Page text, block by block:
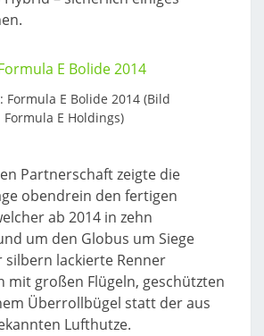
Formula E Bolide 2014 (Bild
Formula E Holdings)
Partnerschaft zeigte die
obendrein den fertigen
ab 2014 in zehn
um den Globus um Siege
silbern lackierte Renner
mit großen Flügeln, geschützten
Überrollbügel statt der aus
Lufthutze.